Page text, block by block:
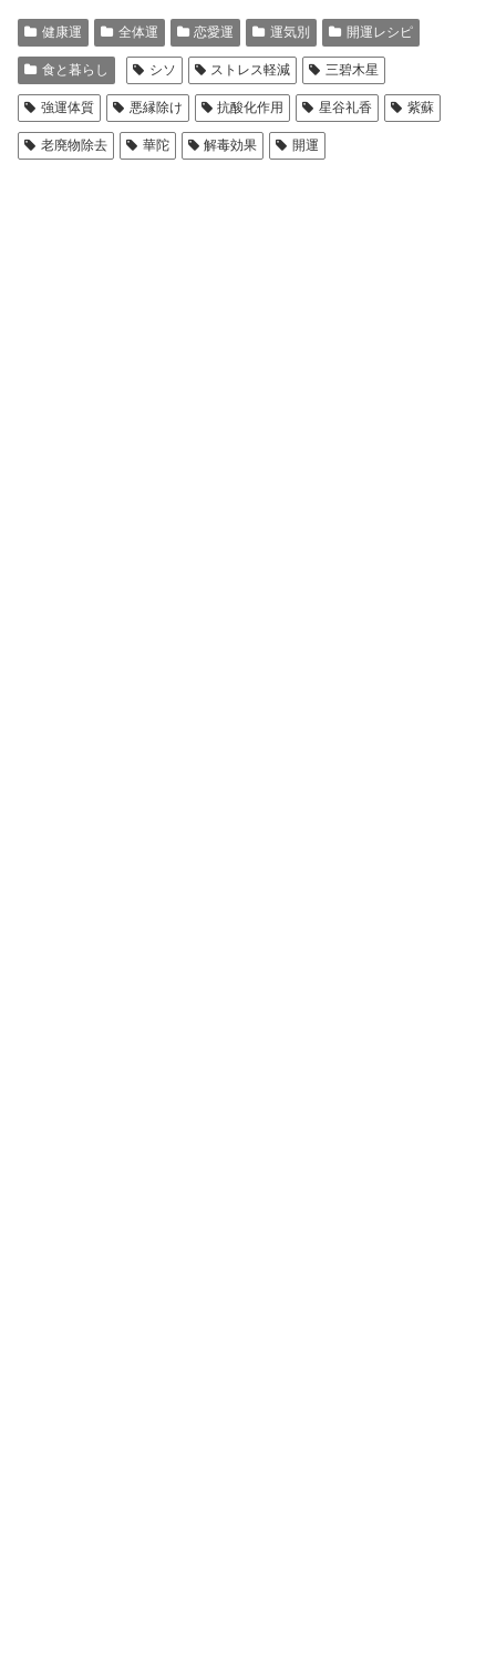
健康運 全体運 恋愛運 運気別 開運レシピ
食と暮らし シソ ストレス軽減 三碧木星
強運体質 悪縁除け 抗酸化作用 星谷礼香 紫蘇
老廃物除去 華陀 解毒効果 開運